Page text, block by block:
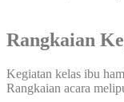
Rangkaian
Kegiatan kelas ibu
Rangkaian acara